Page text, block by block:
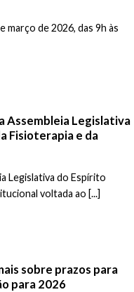
março de 2026, das 9h às
Assembleia Legislativa
Fisioterapia e da
Legislativa do Espírito
voltada ao [...]
sobre prazos para
para 2026